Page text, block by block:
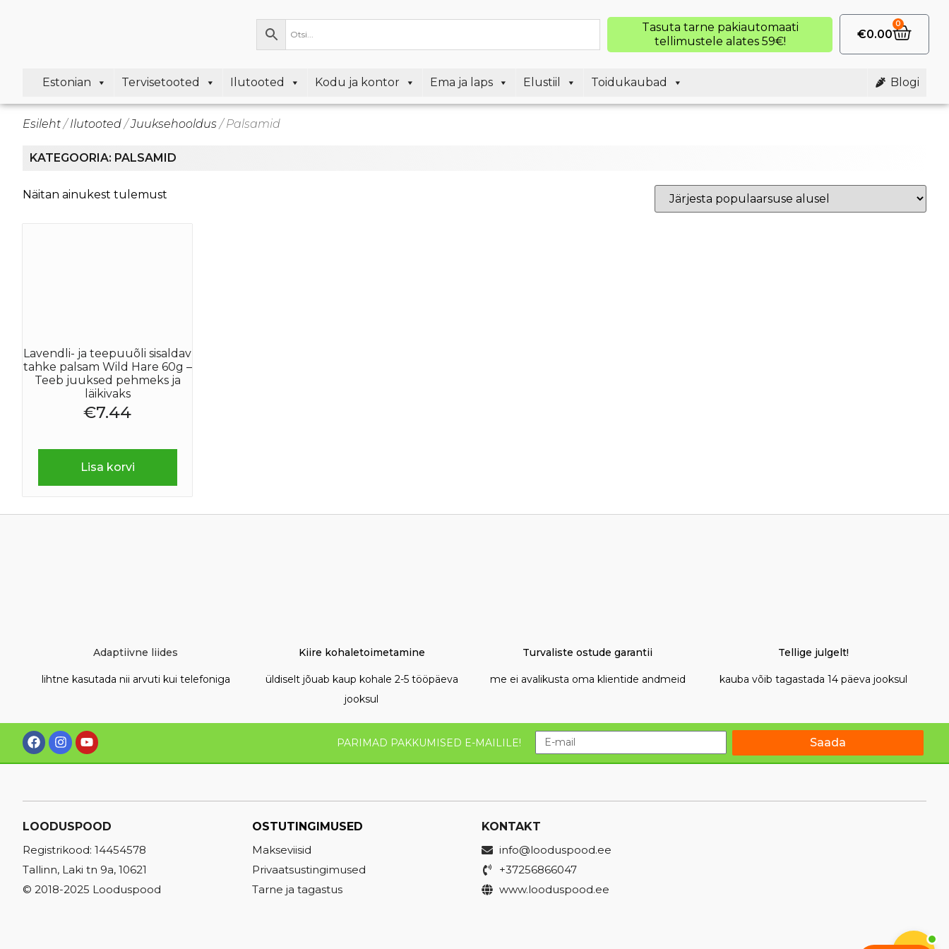
Tasuta tarne pakiautomaati
tellimustele alates 59€!
€0.00
0
Estonian Tervisetooted Ilutooted Kodu ja kontor Ema ja laps Elustiil Blogi
Toidukaubad
Esileht/Ilutooted/Juuksehooldus / Palsamid
KATEGOORIA: PALSAMID
Näitan ainukest tulemust
Lavendli- ja teepuuõli sisaldav
tahke palsam Wild Hare 60g –
Teeb juuksed pehmeks ja
läikivaks
€7.44
Lisa korvi
Adaptiivne liides
lihtne kasutada nii arvuti kui telefoniga
Kiire kohaletoimetamine
üldiselt jõuab kaup kohale 2-5 tööpäeva
jooksul
Turvaliste ostude garantii
me ei avalikusta oma klientide andmeid
Tellige julgelt!
kauba võib tagastada 14 päeva jooksul
PARIMAD PAKKUMISED E-MAILILE! Saada
LOODUSPOOD
Registrikood: 14454578
Tallinn, Laki tn 9a, 10621
© 2018-2025 Looduspood
OSTUTINGIMUSED
Makseviisid
Privaatsustingimused
Tarne ja tagastus
KONTAKT
info@looduspood.ee
+37256866047
www.looduspood.ee